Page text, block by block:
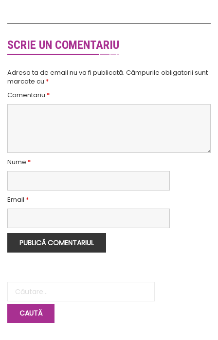
SCRIE UN COMENTARIU
Adresa ta de email nu va fi publicată. Câmpurile obligatorii sunt
marcate cu *
Comentariu *
Nume *
Email *